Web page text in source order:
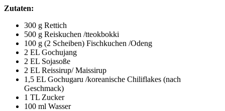
Zutaten:
300 g Rettich
500 g Reiskuchen /tteokbokki
100 g (2 Scheiben) Fischkuchen /Odeng
2 EL Gochujang
2 EL Sojasoße
2 EL Reissirup/ Maissirup
1,5 EL Gochugaru /koreanische Chiliflakes (nach
Geschmack)
1 TL Zucker
100 ml Wasser